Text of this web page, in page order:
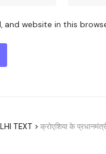
and website in this
TEXT > क्रोएशिया के